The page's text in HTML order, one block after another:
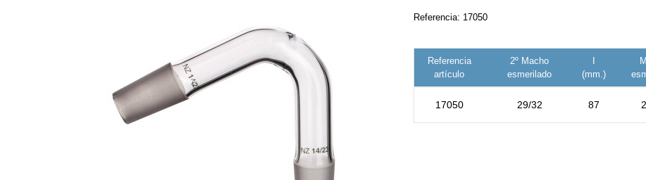
Referencia: 17050
Referencia
artículo
2º Macho
esmerilado
(mm.)
17050 29/32 87